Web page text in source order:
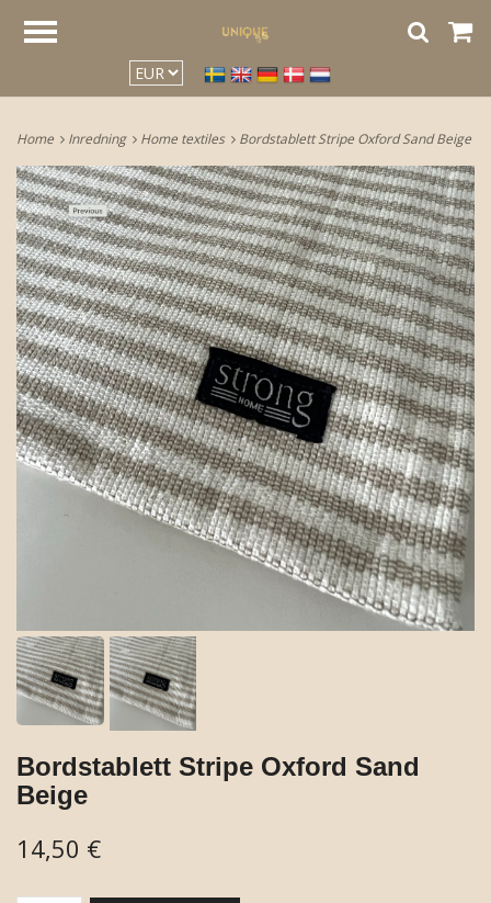
Home Inredning Home textiles Bordstablett Stripe Oxford Sand Beige
Bordstablett Stripe Oxford Sand
Beige
14,50 €